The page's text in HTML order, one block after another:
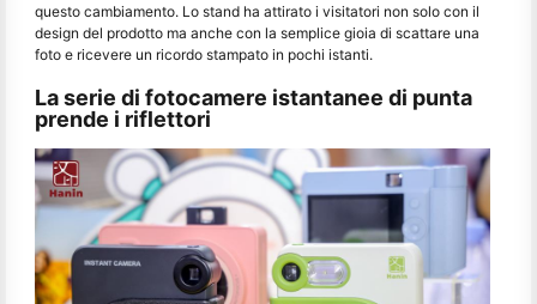
questo cambiamento. Lo stand ha attirato i visitatori non solo con il
design del prodotto ma anche con la semplice gioia di scattare una
foto e ricevere un ricordo stampato in pochi istanti.
La serie di fotocamere istantanee di punta
prende i riflettori